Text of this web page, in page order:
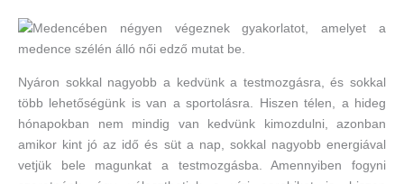
Nyáron sokkal nagyobb a kedvünk a testmozgásra, és sokkal
több lehetőségünk is van a sportolásra. Hiszen télen, a hideg
hónapokban nem mindig van kedvünk kimozdulni, azonban
amikor kint jó az idő és süt a nap, sokkal nagyobb energiával
vetjük bele magunkat a testmozgásba. Amennyiben fogyni